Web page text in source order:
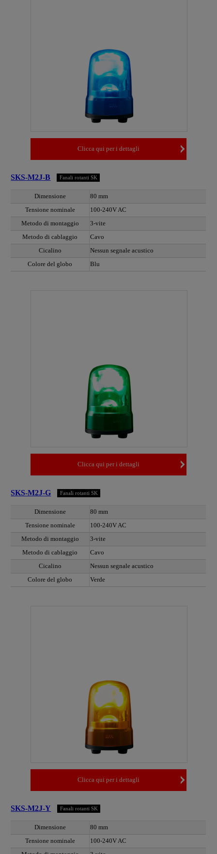
Clicca qui per i dettagli
SKS-M2J-B Fanali rotanti SK
Dimensione
80 mm
Tensione nominale
100-240V AC
Metodo di montaggio
3-vite
Metodo di cablaggio
Cavo
Cicalino
Nessun segnale acustico
Colore del globo
Blu
Clicca qui per i dettagli
SKS-M2J-G Fanali rotanti SK
Dimensione
80 mm
Tensione nominale
100-240V AC
Metodo di montaggio
3-vite
Metodo di cablaggio
Cavo
Cicalino
Nessun segnale acustico
Colore del globo
Verde
Clicca qui per i dettagli
SKS-M2J-Y Fanali rotanti SK
Dimensione
80 mm
Tensione nominale
100-240V AC